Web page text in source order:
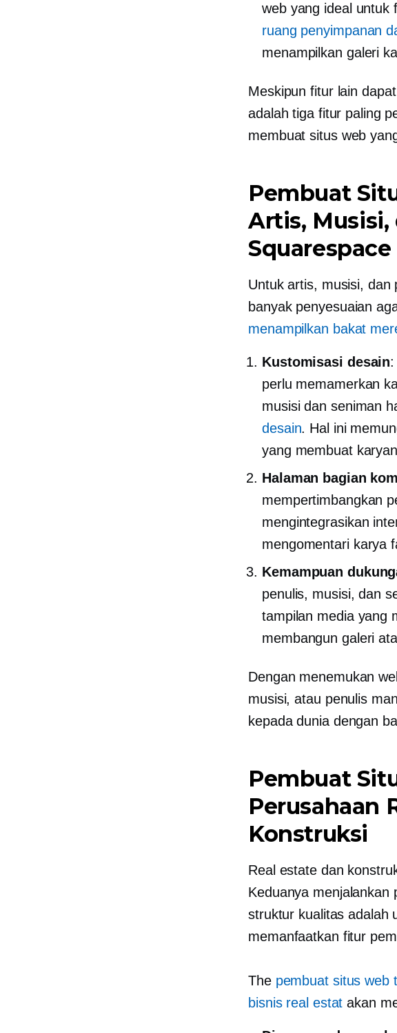
web yang ideal untuk
ruang penyimpanan
menampilkan galeri
Meskipun fitur lain
adalah tiga fitur paling
membuat situs web
Pembuat
Artis, Musisi,
Squarespace
Untuk artis, musisi, dan
banyak penyesuaian
menampilkan bakat
Kustomisasi desain
perlu memamerkan
musisi dan seniman
desain. Hal ini
yang membuat
Halaman bagian
mempertimbangkan
mengintegrasikan
mengomentari karya
Kemampuan
penulis, musisi, dan
tampilan media yang
membangun galeri
Dengan menemukan
musisi, atau penulis
kepada dunia dengan
Pembuat
Perusahaan
Konstruksi
Real estate dan
Keduanya menjalankan
struktur kualitas adalah
memanfaatkan fitur
The pembuat situs web
bisnis real estat akan